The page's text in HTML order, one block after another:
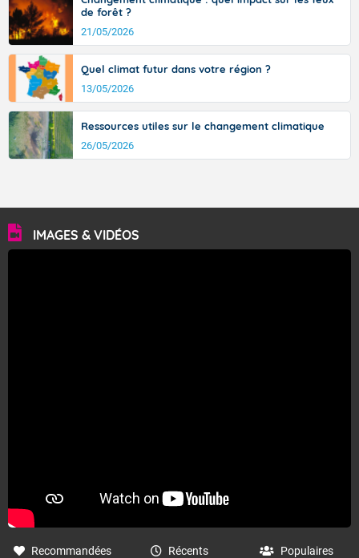
de forêt ?
21/05/2026
Quel climat futur dans votre région ?
13/05/2026
Ressources utiles sur le changement climatique
26/05/2026
IMAGES & VIDÉOS
Recommandées Récents Populaires